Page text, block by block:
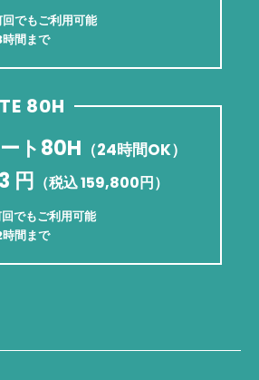
でもご利用可能
時間まで
80H
ト80H （24時間OK）
円 （税込 159,800円）
でもご利用可能
時間まで